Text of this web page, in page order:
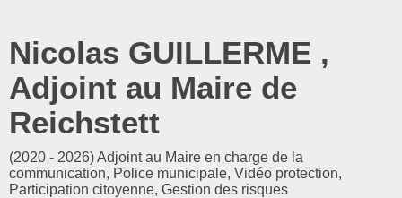
Nicolas GUILLERME ,
Adjoint au Maire de
Reichstett
(2020 - 2026) Adjoint au Maire en charge de la
communication, Police municipale, Vidéo protection,
Participation citoyenne, Gestion des risques